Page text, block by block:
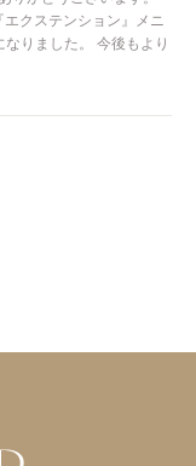
クステンション』メニ
りました。 今後もより